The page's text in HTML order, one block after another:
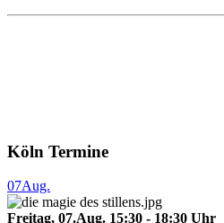
Köln Termine
07Aug.
Freitag, 07.Aug. 15:30 - 18:30 Uhr